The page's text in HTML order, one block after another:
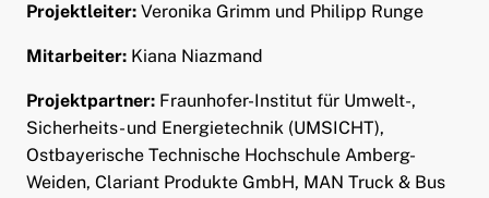
Projektleiter:Veronika Grimm und Philipp Runge
Mitarbeiter:Kiana Niazmand
Projektpartner: Fraunhofer-Institut für Umwelt-,
Sicherheits- und Energietechnik (UMSICHT),
Ostbayerische Technische Hochschule Amberg-
Weiden, Clariant Produkte GmbH, MAN Truck & Bus